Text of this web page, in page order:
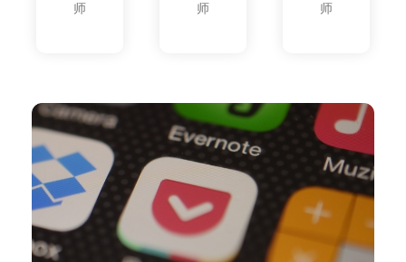
师
师
师